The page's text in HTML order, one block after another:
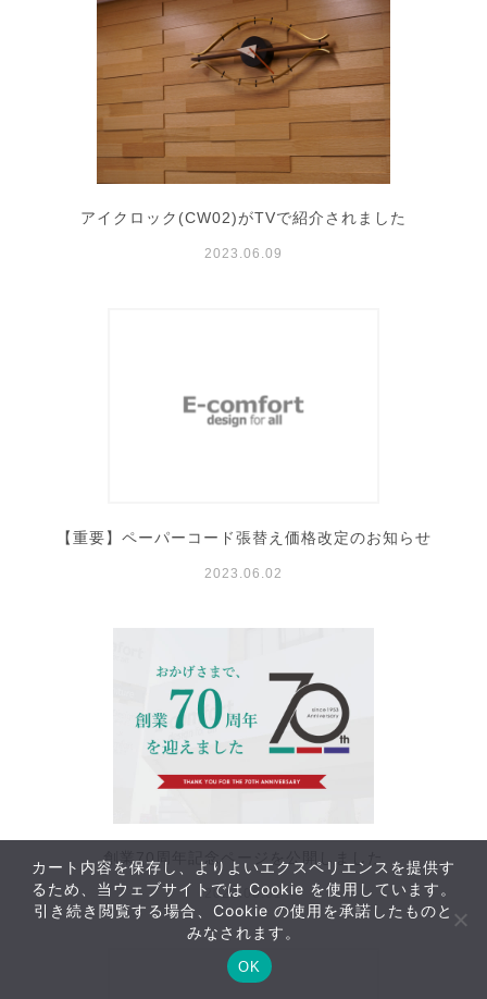
アイクロック(CW02)がTVで紹介されました
2023.06.09
【重要】ペーパーコード張替え価格改定のお知らせ
2023.06.02
創業70周年記念ページを公開しました
2023.06.01
おすすめ
カート内容を保存し、よりよいエクスペリエンスを提供す
るため、当ウェブサイトでは Cookie を使用しています。
引き続き閲覧する場合、Cookie の使用を承諾したものと
みなされます。
OK